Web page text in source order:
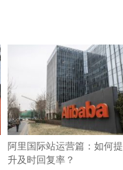
阿里国际站运营篇：如何提
升及时回复率？